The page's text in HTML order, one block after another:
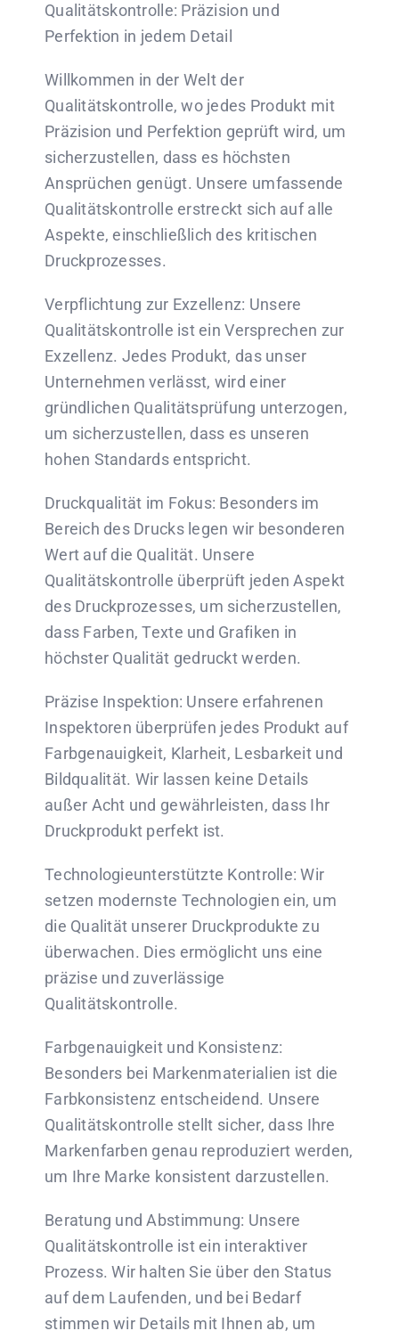
Qualitätskontrolle: Präzision und
Perfektion in jedem Detail
Willkommen in der Welt der
Qualitätskontrolle, wo jedes Produkt mit
Präzision und Perfektion geprüft wird, um
sicherzustellen, dass es höchsten
Ansprüchen genügt. Unsere umfassende
Qualitätskontrolle erstreckt sich auf alle
Aspekte, einschließlich des kritischen
Druckprozesses.
Verpflichtung zur Exzellenz: Unsere
Qualitätskontrolle ist ein Versprechen zur
Exzellenz. Jedes Produkt, das unser
Unternehmen verlässt, wird einer
gründlichen Qualitätsprüfung unterzogen,
um sicherzustellen, dass es unseren
hohen Standards entspricht.
Druckqualität im Fokus: Besonders im
Bereich des Drucks legen wir besonderen
Wert auf die Qualität. Unsere
Qualitätskontrolle überprüft jeden Aspekt
des Druckprozesses, um sicherzustellen,
dass Farben, Texte und Grafiken in
höchster Qualität gedruckt werden.
Präzise Inspektion: Unsere erfahrenen
Inspektoren überprüfen jedes Produkt auf
Farbgenauigkeit, Klarheit, Lesbarkeit und
Bildqualität. Wir lassen keine Details
außer Acht und gewährleisten, dass Ihr
Druckprodukt perfekt ist.
Technologieunterstützte Kontrolle: Wir
setzen modernste Technologien ein, um
die Qualität unserer Druckprodukte zu
überwachen. Dies ermöglicht uns eine
präzise und zuverlässige
Qualitätskontrolle.
Farbgenauigkeit und Konsistenz:
Besonders bei Markenmaterialien ist die
Farbkonsistenz entscheidend. Unsere
Qualitätskontrolle stellt sicher, dass Ihre
Markenfarben genau reproduziert werden,
um Ihre Marke konsistent darzustellen.
Beratung und Abstimmung: Unsere
Qualitätskontrolle ist ein interaktiver
Prozess. Wir halten Sie über den Status
auf dem Laufenden, und bei Bedarf
stimmen wir Details mit Ihnen ab, um